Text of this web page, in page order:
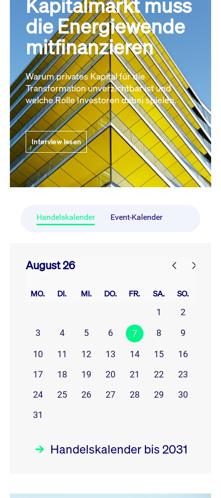
Kapitalmarkt muss
die Energiewende
mitfinanzieren
Warum privates Kapital für die
Transformation unverzichtbar ist und
welche Rolle Investoren dabei spielen.
Interview lesen
Handelskalender Event-Kalender
August 26
MO. DI. MI. DO. FR. SA. SO.
1
2
3
4 5 6 7 8 9
10 11 12 13 14 15
16
17
18 19 20 21 22
23
24
25 26 27 28 29
30
31
Handelskalender bis 2031